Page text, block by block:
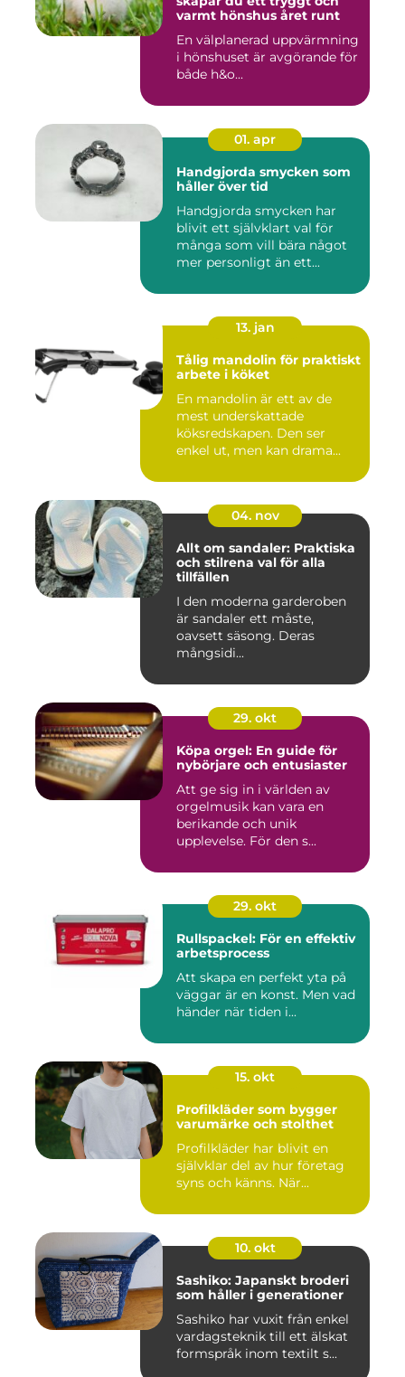
varmt hönshus året runt
En välplanerad uppvärmning
i hönshuset är avgörande för
både h&o...
01. apr
Handgjorda smycken som
håller över tid
Handgjorda smycken har
blivit ett självklart val för
många som vill bära något
mer personligt än ett...
13. jan
Tålig mandolin för praktiskt
arbete i köket
En mandolin är ett av de
mest underskattade
köksredskapen. Den ser
enkel ut, men kan drama...
04. nov
Allt om sandaler: Praktiska
och stilrena val för alla
tillfällen
I den moderna garderoben
är sandaler ett måste,
oavsett säsong. Deras
mångsidi...
29. okt
Köpa orgel: En guide för
nybörjare och entusiaster
Att ge sig in i världen av
orgelmusik kan vara en
berikande och unik
upplevelse. För den s...
29. okt
Rullspackel: För en effektiv
arbetsprocess
Att skapa en perfekt yta på
väggar är en konst. Men vad
händer när tiden i...
15. okt
Profilkläder som bygger
varumärke och stolthet
Profilkläder har blivit en
självklar del av hur företag
syns och känns. När...
10. okt
Sashiko: Japanskt broderi
som håller i generationer
Sashiko har vuxit från enkel
vardagsteknik till ett älskat
formspråk inom textilt s...